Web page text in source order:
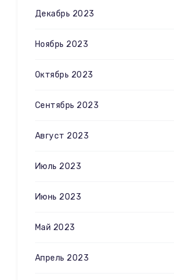
Декабрь 2023
Ноябрь 2023
Октябрь 2023
Сентябрь 2023
Август 2023
Июль 2023
Июнь 2023
Май 2023
Апрель 2023